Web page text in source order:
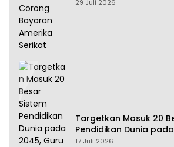
29 Juli 2026
Targetkan Masuk 20
Pendidikan Dunia
Dapat Tunjangan
17 Juli 2026